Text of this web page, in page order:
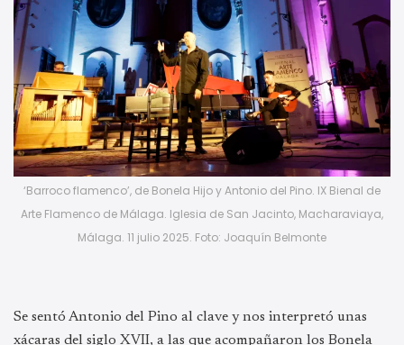
‘Barroco flamenco’, de Bonela Hijo y Antonio del Pino. IX Bienal de
Arte Flamenco de Málaga. Iglesia de San Jacinto, Macharaviaya,
Málaga. 11 julio 2025. Foto: Joaquín Belmonte
Se sentó Antonio del Pino al clave y nos interpretó unas
xácaras del siglo XVII, a las que acompañaron los Bonela